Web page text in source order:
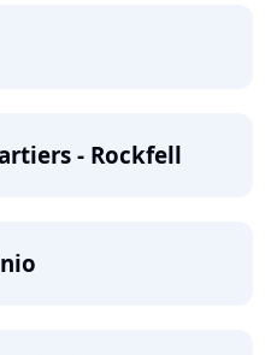
- Rockfell